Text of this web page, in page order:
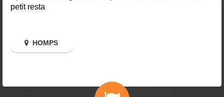
petit resta
HOMPS